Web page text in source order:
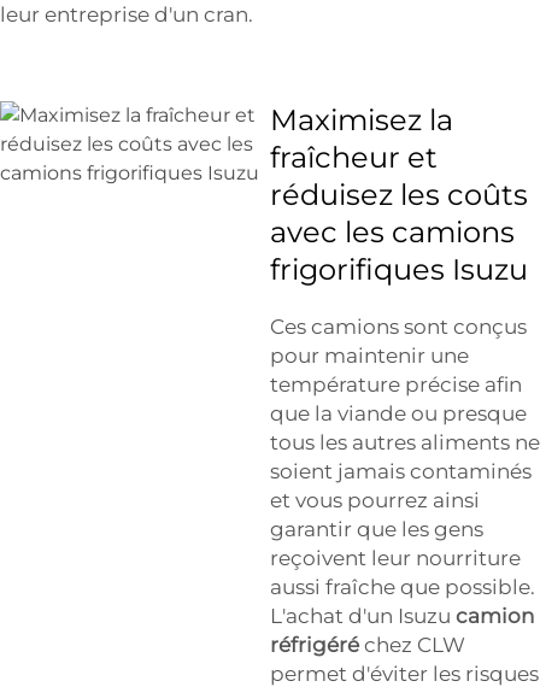
leur entreprise d'un cran.
Maximisez la
fraîcheur et
réduisez les coûts
avec les camions
frigorifiques Isuzu
Ces camions sont conçus
pour maintenir une
température précise afin
que la viande ou presque
tous les autres aliments ne
soient jamais contaminés
et vous pourrez ainsi
garantir que les gens
reçoivent leur nourriture
aussi fraîche que possible.
L'achat d'un Isuzu camion
réfrigéréchez CLW
permet d'éviter les risques